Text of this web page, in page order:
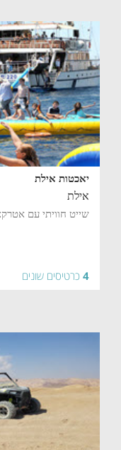
יאכטות אילת
אילת
שייט חוויתי עם
4 כרטיסים שונים